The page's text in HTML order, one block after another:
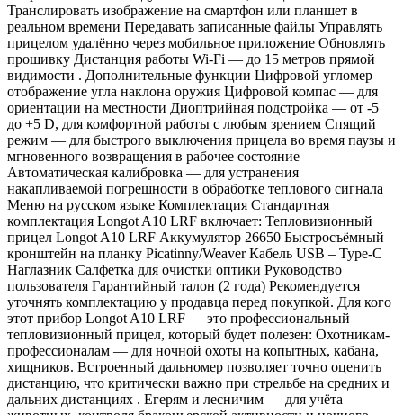
Транслировать изображение на смартфон или планшет в
реальном времени Передавать записанные файлы Управлять
прицелом удалённо через мобильное приложение Обновлять
прошивку Дистанция работы Wi-Fi — до 15 метров прямой
видимости . Дополнительные функции Цифровой угломер —
отображение угла наклона оружия Цифровой компас — для
ориентации на местности Диоптрийная подстройка — от -5
до +5 D, для комфортной работы с любым зрением Спящий
режим — для быстрого выключения прицела во время паузы и
мгновенного возвращения в рабочее состояние
Автоматическая калибровка — для устранения
накапливаемой погрешности в обработке теплового сигнала
Меню на русском языке Комплектация Стандартная
комплектация Longot A10 LRF включает: Тепловизионный
прицел Longot A10 LRF Аккумулятор 26650 Быстросъёмный
кронштейн на планку Picatinny/Weaver Кабель USB – Type-C
Наглазник Салфетка для очистки оптики Руководство
пользователя Гарантийный талон (2 года) Рекомендуется
уточнять комплектацию у продавца перед покупкой. Для кого
этот прибор Longot A10 LRF — это профессиональный
тепловизионный прицел, который будет полезен: Охотникам-
профессионалам — для ночной охоты на копытных, кабана,
хищников. Встроенный дальномер позволяет точно оценить
дистанцию, что критически важно при стрельбе на средних и
дальних дистанциях . Егерям и лесничим — для учёта